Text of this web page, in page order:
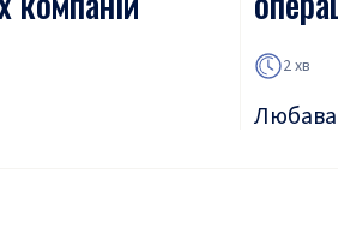
2 хв
Любава